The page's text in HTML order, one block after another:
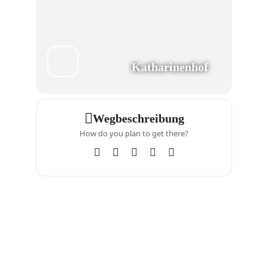
Katharinenhof
Wegbeschreibung
How do you plan to get there?